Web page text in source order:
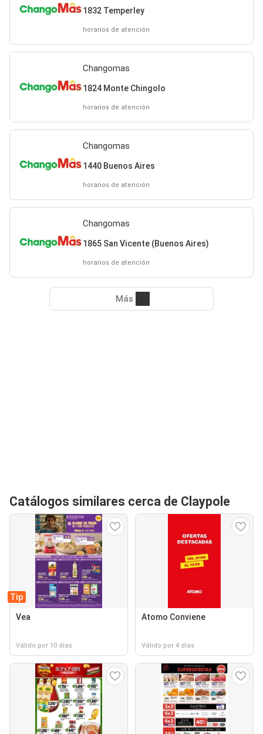
1832 Temperley
horarios de atención
Changomas
1824 Monte Chingolo
horarios de atención
Changomas
1440 Buenos Aires
horarios de atención
Changomas
1865 San Vicente (Buenos Aires)
horarios de atención
Más
Catálogos similares cerca de Claypole
Tip
Vea
Válido por 10 días
Atomo Conviene
Válido por 4 días